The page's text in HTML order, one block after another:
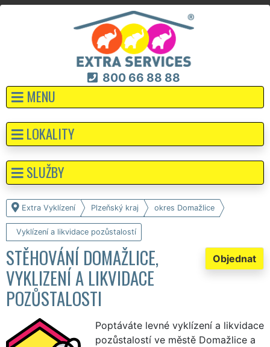
800 66 88 88
MENU
Extra Vyklízení Plzeňský kraj okres Domažlice
Vyklízení a likvidace pozůstalostí
Objednat
STĚHOVÁNÍ DOMAŽLICE,
VYKLIZENÍ A LIKVIDACE
POZŮSTALOSTI
Poptáváte levné vyklízení a likvidace
pozůstalostí ve městě Domažlice a
LOKALITY
SLUŽBY